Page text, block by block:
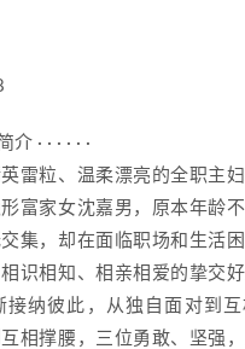
· · · · · ·
雷粒、温柔漂亮的全职主妇
富家女沈嘉男，原本年龄
集，却在面临职场和生活
识相知、相亲相爱的挚交
接纳彼此，从独自面对到
相撑腰，三位勇敢、坚强